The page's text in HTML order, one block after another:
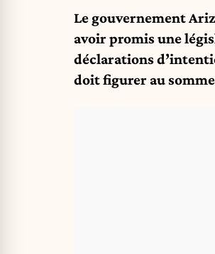
Le gouvernement
avoir promis une
déclarations
doit figurer au